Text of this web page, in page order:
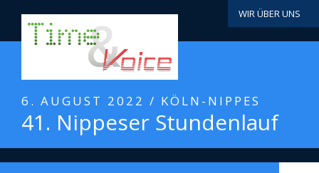
WIR ÜBER UNS
6. AUGUST 2022 / KÖLN-NIPPES
41. Nippeser Stundenlauf